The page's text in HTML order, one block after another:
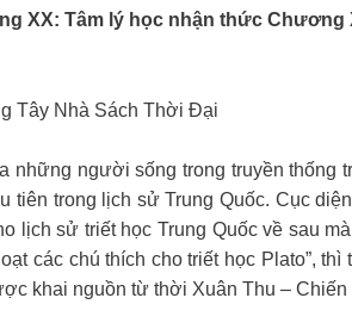
XX: Tâm lý học nhận thức
Tây Nhà Sách Thời Đại
những người sống trong truyền
tiên trong lịch sử Trung Quốc. Cục
lịch sử triết học Trung Quốc về sau
các chú thích cho triết học Plato”,
khai nguồn từ thời Xuân Thu – Chiến